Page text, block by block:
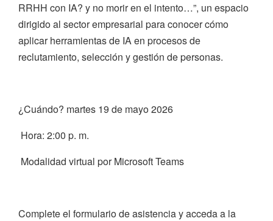
RRHH con IA? y no morir en el intento…”, un espacio
dirigido al sector empresarial para conocer cómo
aplicar herramientas de IA en procesos de
reclutamiento, selección y gestión de personas.
¿Cuándo? martes 19 de mayo 2026
Hora: 2:00 p. m.
Modalidad virtual por Microsoft Teams
Complete el formulario de asistencia y acceda a la